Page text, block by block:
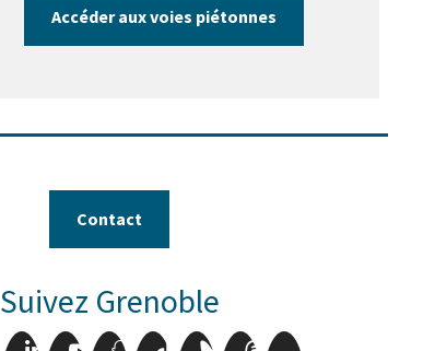
Accéder aux voies piétonnes
Contact
Suivez Grenoble